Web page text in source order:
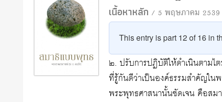
เนื้อหาหลัก/ 5 พฤษภาคม 2539
This entry is part 12 of 16 in
๒. ปรับการปฏิบัติให้ดำเนินตามไ
ที่รู้กันดีว่าเป็นองค์ธรรมสำคัญใน
พระพุทธศาสนานั้นชัดเจน คือส